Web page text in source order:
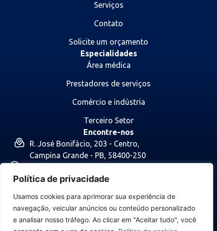
Política de privacidade
Usamos cookies para aprimorar sua experiência de
navegação, veicular anúncios ou conteúdo personalizado
e analisar nosso tráfego. Ao clicar em "Aceitar tudo", você
Serviços
Contato
Solicite um orçamento
Especialidades
Área médica
Prestadores de serviços
Comércio e indústria
Terceiro Setor
Encontre-nos
R. José Bonifácio, 203 - Centro,
Campina Grande - PB, 58400-250
(83) 3321-2727
Nos acompanhe: